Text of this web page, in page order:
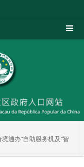
通办”自助服务机及“智